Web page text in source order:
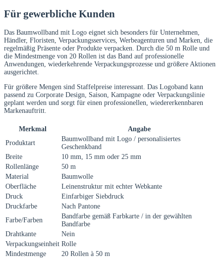
Für gewerbliche Kunden
Das Baumwollband mit Logo eignet sich besonders für Unternehmen,
Händler, Floristen, Verpackungsservices, Werbeagenturen und Marken, die
regelmäßig Präsente oder Produkte verpacken. Durch die 50 m Rolle und
die Mindestmenge von 20 Rollen ist das Band auf professionelle
Anwendungen, wiederkehrende Verpackungsprozesse und größere Aktionen
ausgerichtet.
Für größere Mengen sind Staffelpreise interessant. Das Logoband kann
passend zu Corporate Design, Saison, Kampagne oder Verpackungslinie
geplant werden und sorgt für einen professionellen, wiedererkennbaren
Markenauftritt.
Merkmal
Angabe
Produktart
Baumwollband mit Logo / personalisiertes
Geschenkband
Breite
10 mm, 15 mm oder 25 mm
Rollenlänge
50 m
Material
Baumwolle
Oberfläche
Leinenstruktur mit echter Webkante
Druck
Einfarbiger Siebdruck
Druckfarbe
Nach Pantone
Farbe/Farben
Bandfarbe gemäß Farbkarte / in der gewählten
Bandfarbe
Drahtkante
Nein
Verpackungseinheit Rolle
Mindestmenge
20 Rollen à 50 m